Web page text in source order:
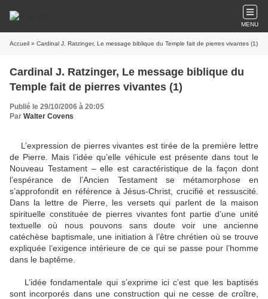
MENU
Accueil » Cardinal J. Ratzinger, Le message biblique du Temple fait de pierres vivantes (1)
Cardinal J. Ratzinger, Le message biblique du
Temple fait de pierres vivantes (1)
Publié le 29/10/2006 à 20:05
Par Walter Covens
L’expression de pierres vivantes est tirée de la première lettre
de Pierre. Mais l’idée qu’elle véhicule est présente dans tout le
Nouveau Testament – elle est caractéristique de la façon dont
l’espérance de l’Ancien Testament se métamorphose en
s’approfondit en référence à Jésus-Christ, crucifié et ressuscité.
Dans la lettre de Pierre, les versets qui parlent de la maison
spirituelle constituée de pierres vivantes font partie d’une unité
textuelle où nous pouvons sans doute voir une ancienne
catéchèse baptismale, une initiation à l’être chrétien où se trouve
expliquée l’exigence intérieure de ce qui se passe pour l’homme
dans le baptême.
L’idée fondamentale qui s’exprime ici c’est que les baptisés
sont incorporés dans une construction qui ne cesse de croître,